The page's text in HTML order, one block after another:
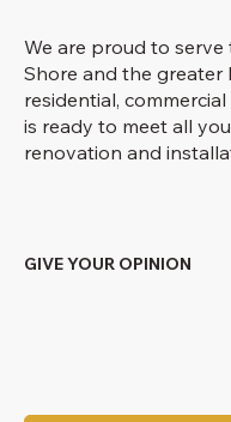
We are proud to
Shore and the greater
residential,
is ready to meet all
renovation and
GIVE YOUR OPINION